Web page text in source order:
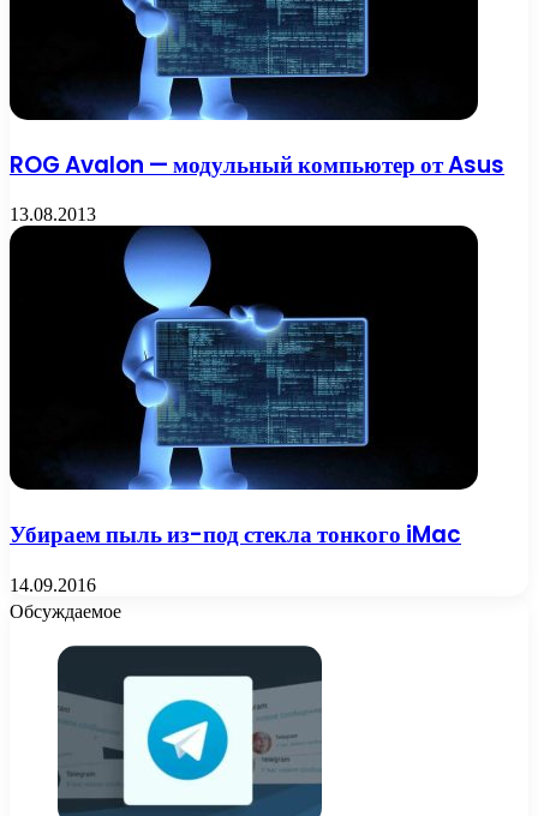
ROG Avalon — модульный компьютер от Asus
13.08.2013
Убираем пыль из-под стекла тонкого iMac
14.09.2016
Обсуждаемое